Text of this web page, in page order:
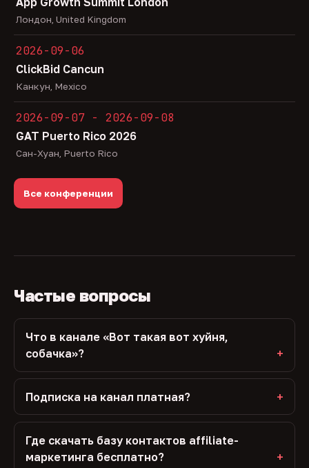
Лондон, United Kingdom
2026-09-06
ClickBid Cancun
Канкун, Mexico
2026-09-07 - 2026-09-08
GAT Puerto Rico 2026
Сан-Хуан, Puerto Rico
Все конференции
Частые вопросы
Что в канале «Вот такая вот хуйня,
собачка»?
Подписка на канал платная?
Где скачать базу контактов affiliate-
маркетинга бесплатно?